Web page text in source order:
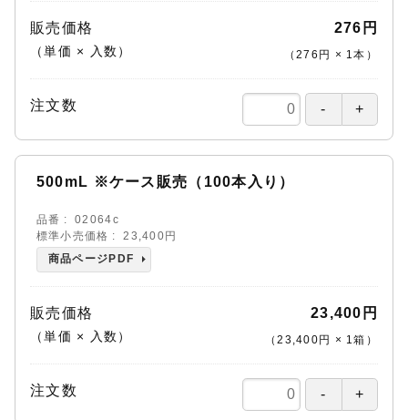
販売価格
（単価 × 入数）
276円
（276円 × 1本 ）
注文数
500mL ※ケース販売（100本入り）
品番
02064c
標準小売価格
23,400円
商品ページPDF
販売価格
（単価 × 入数）
23,400円
（23,400円 × 1箱 ）
注文数